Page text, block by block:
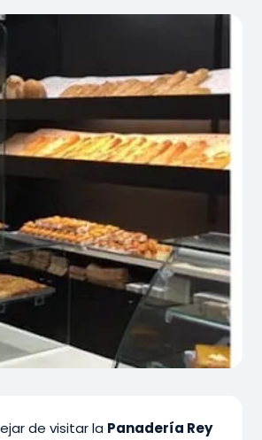
de visitar la Panadería Rey